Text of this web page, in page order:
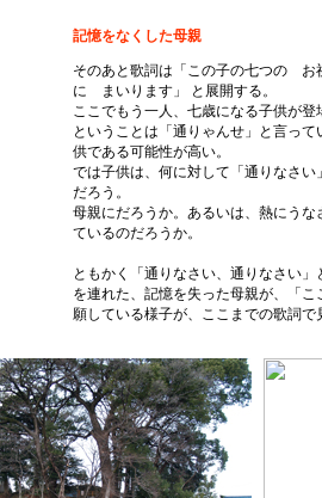
記憶をなくした母親
そのあと歌詞は「 この子の七つの お
に まいります」
と展開する。
ここでもう一人、七歳になる子供が登
ということは「通りゃんせ」と言って
供である可能性が高い。
では子供は、何に対して「通りなさい
だろう。
母親にだろうか。あるいは、熱にうな
ているのだろうか。
ともかく「通りなさい、通りなさい」
を連れた、記憶を失った母親が、「こ
願している様子が、ここまでの歌詞で